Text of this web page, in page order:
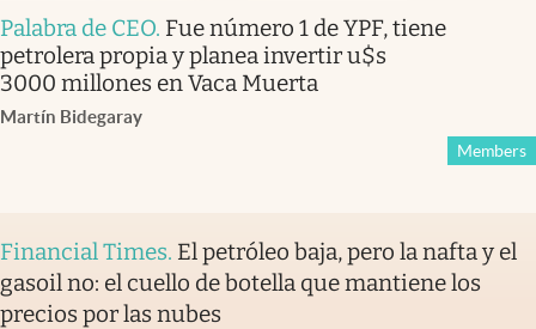
Palabra de CEO. Fue número 1 de YPF, tiene
petrolera propia y planea invertir u$s
3000 millones en Vaca Muerta
Martín Bidegaray
Members
Financial Times. El petróleo baja, pero la nafta y el
gasoil no: el cuello de botella que mantiene los
precios por las nubes